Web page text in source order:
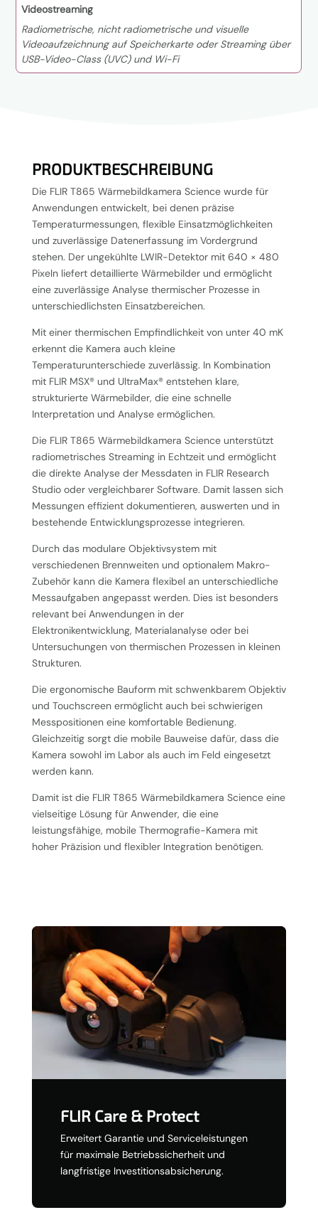
Videostreaming
Radiometrische, nicht radiometrische und visuelle
Videoaufzeichnung auf Speicherkarte oder Streaming über
USB-Video-Class (UVC) und Wi-Fi
PRODUKTBESCHREIBUNG
Die FLIR T865 Wärmebildkamera Science wurde für
Anwendungen entwickelt, bei denen präzise
Temperaturmessungen, flexible Einsatzmöglichkeiten
und zuverlässige Datenerfassung im Vordergrund
stehen. Der ungekühlte LWIR-Detektor mit 640 × 480
Pixeln liefert detaillierte Wärmebilder und ermöglicht
eine zuverlässige Analyse thermischer Prozesse in
unterschiedlichsten Einsatzbereichen.
Mit einer thermischen Empfindlichkeit von unter 40 mK
erkennt die Kamera auch kleine
Temperaturunterschiede zuverlässig. In Kombination
mit FLIR MSX® und UltraMax® entstehen klare,
strukturierte Wärmebilder, die eine schnelle
Interpretation und Analyse ermöglichen.
Die FLIR T865 Wärmebildkamera Science unterstützt
radiometrisches Streaming in Echtzeit und ermöglicht
die direkte Analyse der Messdaten in FLIR Research
Studio oder vergleichbarer Software. Damit lassen sich
Messungen effizient dokumentieren, auswerten und in
bestehende Entwicklungsprozesse integrieren.
Durch das modulare Objektivsystem mit
verschiedenen Brennweiten und optionalem Makro-
Zubehör kann die Kamera flexibel an unterschiedliche
Messaufgaben angepasst werden. Dies ist besonders
relevant bei Anwendungen in der
Elektronikentwicklung, Materialanalyse oder bei
Untersuchungen von thermischen Prozessen in kleinen
Strukturen.
Die ergonomische Bauform mit schwenkbarem Objektiv
und Touchscreen ermöglicht auch bei schwierigen
Messpositionen eine komfortable Bedienung.
Gleichzeitig sorgt die mobile Bauweise dafür, dass die
Kamera sowohl im Labor als auch im Feld eingesetzt
werden kann.
Damit ist die FLIR T865 Wärmebildkamera Science eine
vielseitige Lösung für Anwender, die eine
leistungsfähige, mobile Thermografie-Kamera mit
hoher Präzision und flexibler Integration benötigen.
FLIR Care & Protect
Erweitert Garantie und Serviceleistungen
für maximale Betriebssicherheit und
langfristige Investitionsabsicherung.